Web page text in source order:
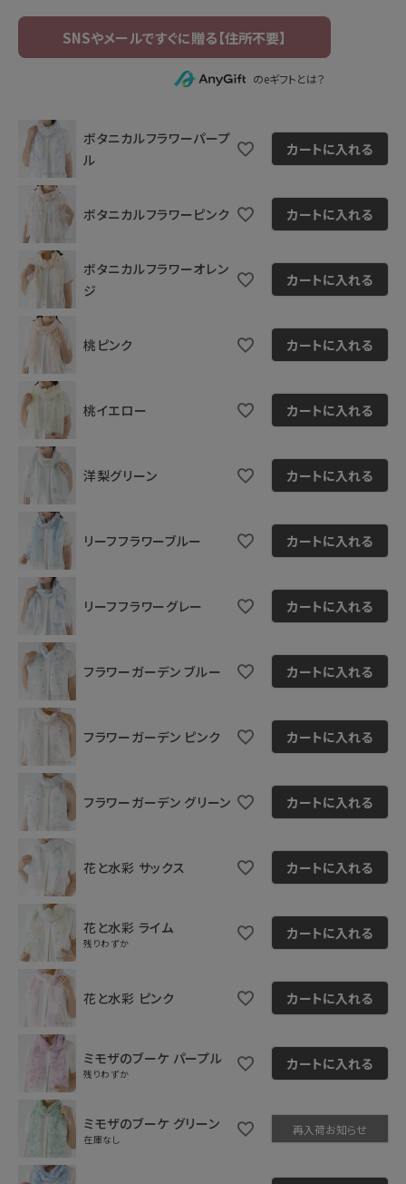
のeギフトとは？
ボタニカルフラワーパープ
ル
カートに入れる
ボタニカルフラワーピンク カートに入れる
ボタニカルフラワーオレン
ジ
カートに入れる
桃ピンク カートに入れる
桃イエロー カートに入れる
洋梨グリーン カートに入れる
リーフフラワーブルー カートに入れる
リーフフラワーグレー カートに入れる
フラワーガーデン ブルー カートに入れる
フラワーガーデン ピンク カートに入れる
フラワーガーデン グリーン カートに入れる
花と水彩 サックス カートに入れる
花と水彩 ライム
残りわずか
カートに入れる
花と水彩 ピンク カートに入れる
ミモザのブーケ パープル
残りわずか
カートに入れる
ミモザのブーケ グリーン
在庫なし
再入荷お知らせ